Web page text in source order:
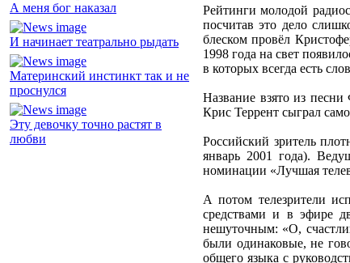
А меня бог наказал
И начинает театрально рыдать
Материнский инстинкт так и не
проснулся
Эту девочку точно растят в
любви
Рейтинги молодой
посчитав это дело
блеском провёл
1998 года на свет
в которых всегда есть
Название взято из
Крис Террент сыграл
Российский зритель
январь 2001 года).
номинации «Лучшая
А потом телезрители
средствами и в эфире
нешуточным: «О,
были одинаковые, не
общего языка с